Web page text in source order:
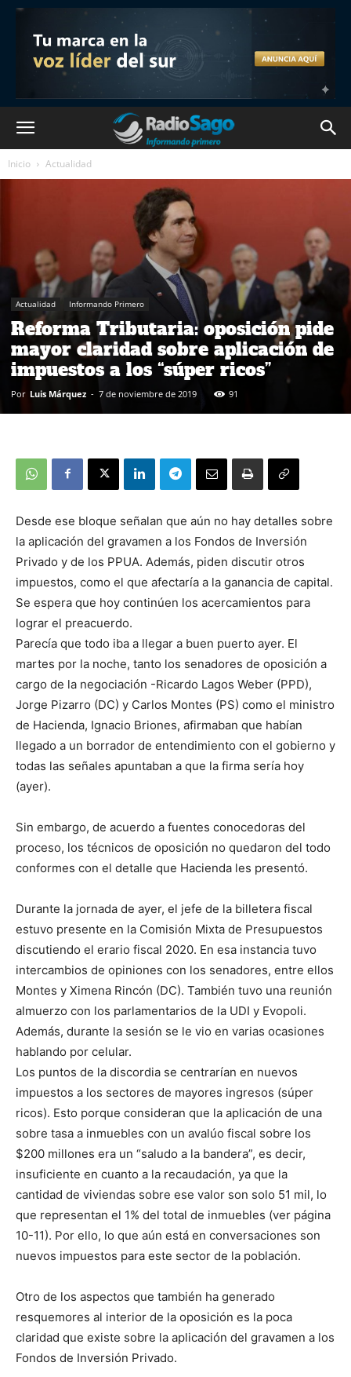
Inicio Actualidad
Actualidad Informando Primero
Reforma Tributaria: oposición pide
mayor claridad sobre aplicación de
impuestos a los “súper ricos”
Por Luis Márquez - 7 de noviembre de 2019 91
Desde ese bloque señalan que aún no hay detalles sobre
la aplicación del gravamen a los Fondos de Inversión
Privado y de los PPUA. Además, piden discutir otros
impuestos, como el que afectaría a la ganancia de capital.
Se espera que hoy continúen los acercamientos para
lograr el preacuerdo.
Parecía que todo iba a llegar a buen puerto ayer. El
martes por la noche, tanto los senadores de oposición a
cargo de la negociación -Ricardo Lagos Weber (PPD),
Jorge Pizarro (DC) y Carlos Montes (PS) como el ministro
de Hacienda, Ignacio Briones, afirmaban que habían
llegado a un borrador de entendimiento con el gobierno y
todas las señales apuntaban a que la firma sería hoy
(ayer).
Sin embargo, de acuerdo a fuentes conocedoras del
proceso, los técnicos de oposición no quedaron del todo
conformes con el detalle que Hacienda les presentó.
Durante la jornada de ayer, el jefe de la billetera fiscal
estuvo presente en la Comisión Mixta de Presupuestos
discutiendo el erario fiscal 2020. En esa instancia tuvo
intercambios de opiniones con los senadores, entre ellos
Montes y Ximena Rincón (DC). También tuvo una reunión
almuerzo con los parlamentarios de la UDI y Evopoli.
Además, durante la sesión se le vio en varias ocasiones
hablando por celular.
Los puntos de la discordia se centrarían en nuevos
impuestos a los sectores de mayores ingresos (súper
ricos). Esto porque consideran que la aplicación de una
sobre tasa a inmuebles con un avalúo fiscal sobre los
$200 millones era un “saludo a la bandera”, es decir,
insuficiente en cuanto a la recaudación, ya que la
cantidad de viviendas sobre ese valor son solo 51 mil, lo
que representan el 1% del total de inmuebles (ver página
10-11). Por ello, lo que aún está en conversaciones son
nuevos impuestos para este sector de la población.
Otro de los aspectos que también ha generado
resquemores al interior de la oposición es la poca
claridad que existe sobre la aplicación del gravamen a los
Fondos de Inversión Privado.